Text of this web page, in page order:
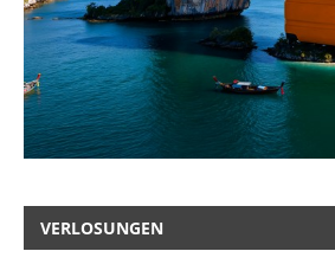
VERLOSUNGEN